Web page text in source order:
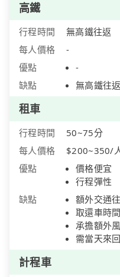
高鐵
行程時間
無高鐵往返
每人價格
-
優點
-
缺點
無高鐵往返
租車
行程時間
50~75分
每人價格
$200~350/
優點
價格便宜
行程彈性
缺點
額外交通
取還車時
承擔額外
需當天來
計程車